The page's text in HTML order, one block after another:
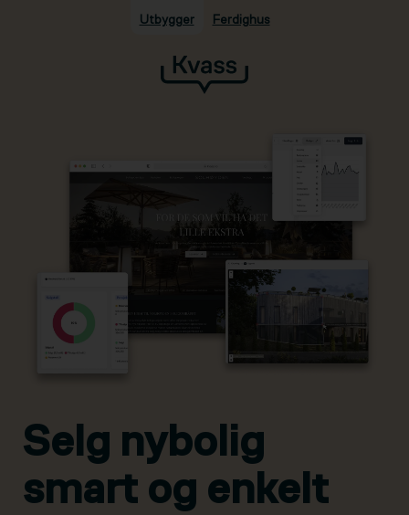
Hopp til hovedinnhold
Utbygger Ferdighus
Selg nybolig
smart og enkelt